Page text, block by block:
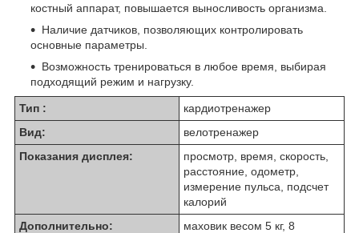
костный аппарат, повышается выносливость организма.
Наличие датчиков, позволяющих контролировать
основные параметры.
Возможность тренироваться в любое время, выбирая
подходящий режим и нагрузку.
Тип :
кардиотренажер
Вид:
велотренажер
Показания дисплея:
просмотр, время, скорость,
расстояние, одометр,
измерение пульса, подсчет
калорий
Дополнительно:
маховик весом 5 кг, 8